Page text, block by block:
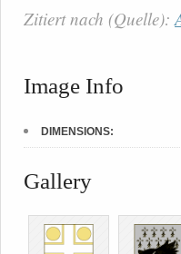
Zitiert nach (Quelle):
Image Info
DIMENSIONS:
Gallery